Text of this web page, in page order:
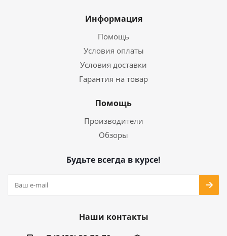
Информация
Помощь
Условия оплаты
Условия доставки
Гарантия на товар
Помощь
Производители
Обзоры
Будьте всегда в курсе!
Наши контакты